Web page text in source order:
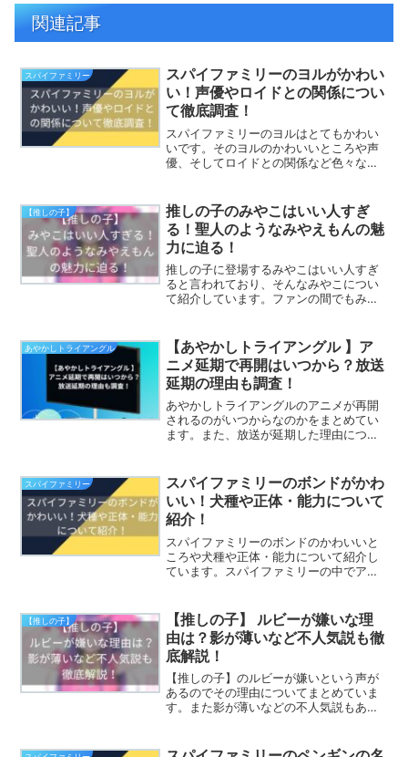
関連記事
スパイファミリー
スパイファミリーのヨルがかわい
い！声優やロイドとの関係につい
て徹底調査！
スパイファミリーのヨルはとてもかわい
いです。そのヨルのかわいいところや声
優、そしてロイドとの関係など色々なこ
方は是非ご覧ください。
【推しの子】
推しの子のみやこはいい人すぎ
る！聖人のようなみやえもんの魅
力に迫る！
推しの子に登場するみやこはいい人すぎ
ると言われており、そんなみやこについ
て紹介しています。ファンの間でもみや
す。いい人すぎるみやこについて知りた
い方は是非ご覧ください。
あやかしトライアングル
【あやかしトライアングル 】ア
ニメ延期で再開はいつから？放送
延期の理由も調査！
あやかしトライアングルのアニメが再開
されるのがいつからなのかをまとめてい
ます。また、放送が延期した理由につい
た方は必見です！
スパイファミリー
スパイファミリーのボンドがかわ
いい！犬種や正体・能力について
紹介！
スパイファミリーのボンドのかわいいと
ころや犬種や正体・能力について紹介し
ています。スパイファミリーの中でアー
ところがあるので是非ご覧ください。
【推しの子】
【推しの子】 ルビーが嫌いな理
由は？影が薄いなど不人気説も徹
底解説！
【推しの子】のルビーが嫌いという声が
あるのでその理由についてまとめていま
す。また影が薄いなどの不人気説もある
嫌いと言われているのか興味ある方は是